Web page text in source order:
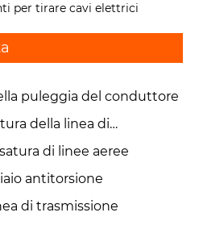
per tirare cavi elettrici
puleggia del conduttore
della linea di
di linee aeree
antitorsione
di trasmissione